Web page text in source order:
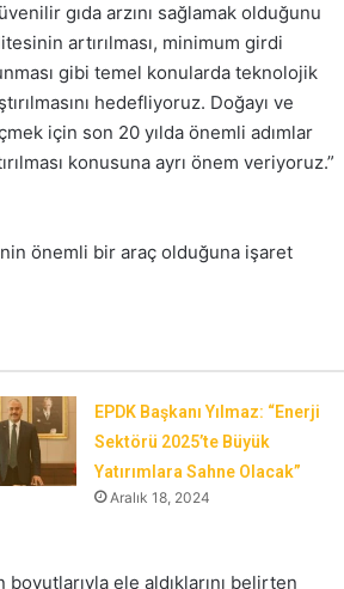
gıda arzını sağlamak olduğunu
artırılması, minimum girdi
gibi temel konularda teknolojik
hedefliyoruz. Doğayı ve
için son 20 yılda önemli adımlar
konusuna ayrı önem veriyoruz.”
önemli bir araç olduğuna işaret
EPDK Başkanı Yılmaz: “Enerji
Sektörü 2025’te Büyük
Yatırımlara Sahne Olacak”
Aralık 18, 2024
ele aldıklarını belirten